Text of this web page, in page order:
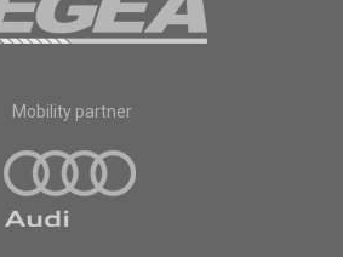
Mobility partner